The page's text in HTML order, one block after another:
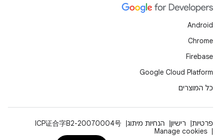
Android
Chrome
Firebase
Google Cloud Platform
כל המוצרים
פרטיות רישיון הנחיות מיתוג
ICP证合字B2-20070004号
Manage cookies